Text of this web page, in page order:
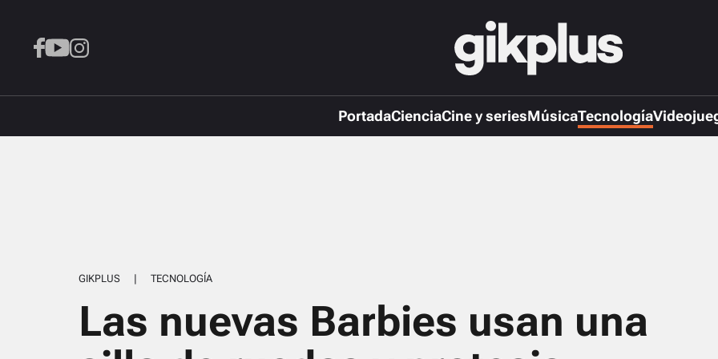
PortadaCienciaCine y seriesMúsicaTecnología
GIKPLUS | TECNOLOGÍA
Las nuevas Barbies usan una